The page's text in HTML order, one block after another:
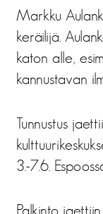
Markku
keräilijä.
katon alle,
kannustavan
Tunnustus
3.-7.6.
Palkinto